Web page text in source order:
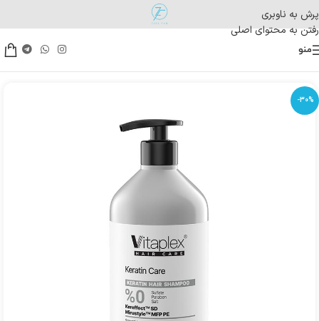
پرش به ناوبری
رفتن به محتوای اصلی
منو
-30%